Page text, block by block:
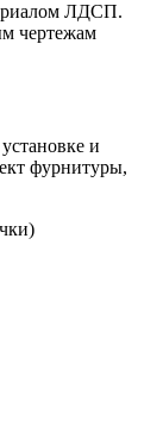
ЛДСП.
чертежам
и
фурнитуры,